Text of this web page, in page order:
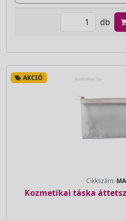
db
AKCIÓ
Cikkszám:
Kozmetikai táska